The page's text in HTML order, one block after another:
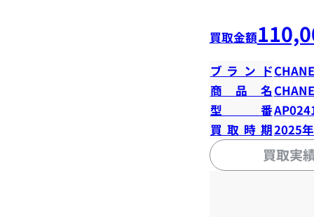
買取金額
ブランド
商品名
型番
買取時期2025
買取実